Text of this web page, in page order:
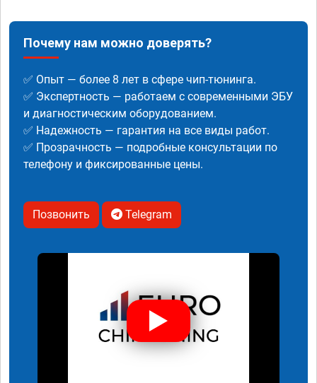
Почему нам можно доверять?
✅ Опыт — более 8 лет в сфере чип-тюнинга.
✅ Экспертность — работаем с современными ЭБУ
и диагностическим оборудованием.
✅ Надежность — гарантия на все виды работ.
✅ Прозрачность — подробные консультации по
телефону и фиксированные цены.
Позвонить Telegram